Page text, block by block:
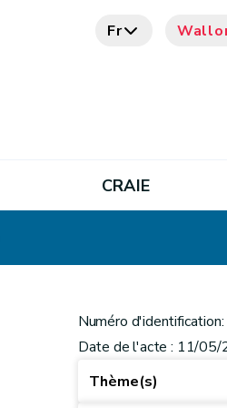
Fr
CRAIE
Numéro
Date de l'acte : 11/05/
Thème(s)